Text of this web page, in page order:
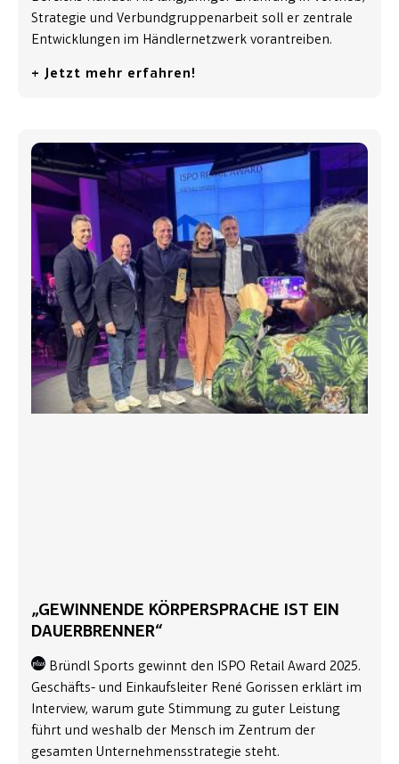
Strategie und Verbundgruppenarbeit soll er zentrale
Entwicklungen im Händlernetzwerk vorantreiben.
+ Jetzt mehr erfahren!
„GEWINNENDE KÖRPERSPRACHE IST EIN
DAUERBRENNER“
Bründl Sports gewinnt den ISPO Retail Award 2025.
Geschäfts- und Einkaufsleiter René Gorissen erklärt im
Interview, warum gute Stimmung zu guter Leistung
führt und weshalb der Mensch im Zentrum der
gesamten Unternehmensstrategie steht.